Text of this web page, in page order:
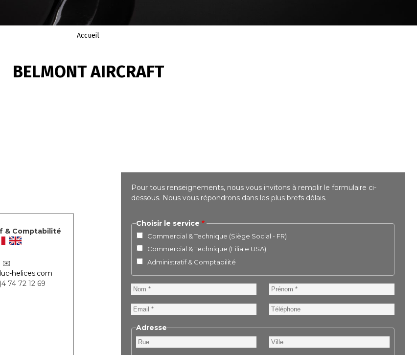
Accueil
BELMONT AIRCRAFT
& Comptabilité
✉️
helices.com
74 72 12 69
Pour tous renseignements, nous vous invitons à remplir le formulaire ci-
dessous. Nous vous répondrons dans les plus brefs délais.
Choisir le service
Commercial & Technique (Siège Social - FR)
Commercial & Technique (Filiale USA)
Administratif & Comptabilité
Nom Prénom
Email Téléphone
Adresse
Rue Ville